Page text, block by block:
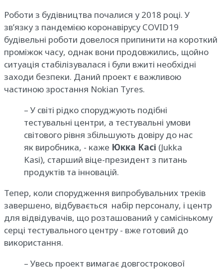
Роботи з будівництва почалися у 2018 році. У
зв’язку з пандемією коронавірусу COVID19
будівельні роботи довелося припинити на короткий
проміжок часу, однак вони продовжились, щойно
ситуація стабілізувалася і були вжиті необхідні
заходи безпеки. Даний проект є важливою
частиною зростання Nokian Tyres.
– У світі рідко споруджують подібні
тестувальні центри, а тестувальні умови
світового рівня збільшують довіру до нас
як виробника, - каже Юкка Касі (Jukka
Kasi), старший віце-президент з питань
продуктів та інновацій.
Тепер, коли спорудження випробувальних треків
завершено, відбувається набір персоналу, і центр
для відвідувачів, що розташований у самісінькому
серці тестувального центру - вже готовий до
використання.
– Увесь проект вимагає довгострокової